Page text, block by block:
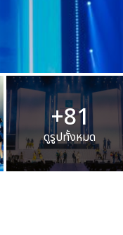
+81
ดูรูปทั้งหมด